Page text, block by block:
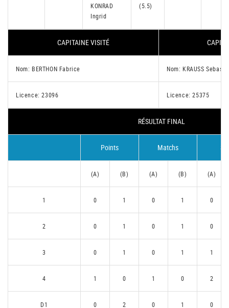
KONRAD
Ingrid
(5.5)
CAPITAINE VISITÉ
Nom: BERTHON Fabrice Nom: KRAUSS
Licence: 23096 Licence: 25375
RÉSULTAT FINAL
Points Matchs
(A) (B) (A) (B) (A)
1 0 1 0 1 0
2 0 1 0 1 0
3 0 1 0 1 1
4 1 0 1 0 2
D1 0 2 0 1 0